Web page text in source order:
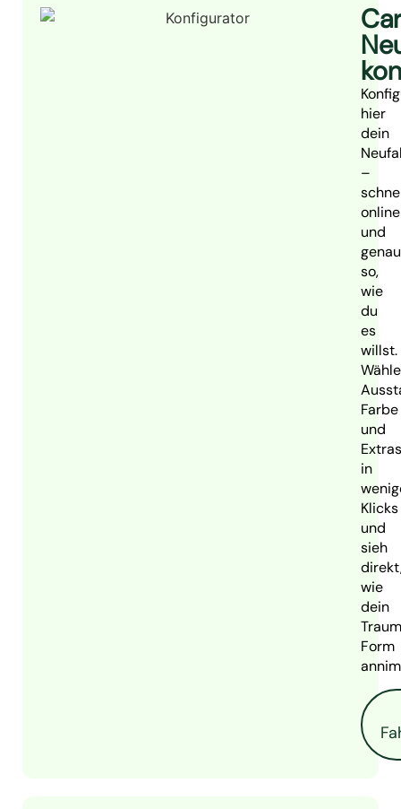
hier
dein
–
online
und
genau
so,
wie
du
es
willst.
Wähle
Farbe
und
Extras
in
Klicks
und
sieh
wie
dein
Form